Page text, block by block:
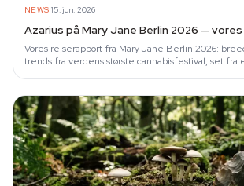
NEWS·15. jun. 2026
Azarius på Mary Jane Berlin 2026 —
Vores rejserapport fra Mary Jane Berlin 2026:
trends fra verdens største cannabisfestival, set fra